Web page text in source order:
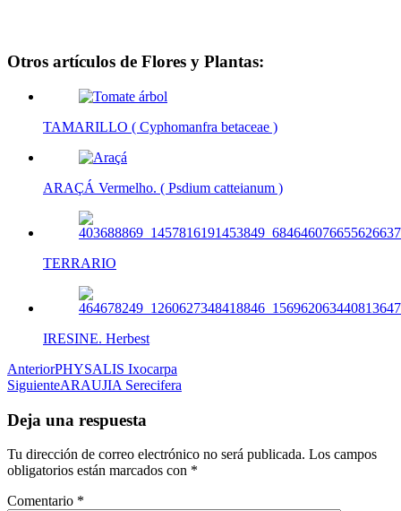
Otros artículos de Flores y Plantas:
TAMARILLO ( Cyphomanfra betaceae )
ARAÇÁ Vermelho. ( Psdium catteianum )
TERRARIO
IRESINE. Herbest
Post
navigation
AnteriorPHYSALIS Ixocarpa
SiguienteARAUJIA Serecifera
Deja una respuesta
Tu dirección de correo electrónico no será publicada. Los campos
obligatorios están marcados con *
Comentario *